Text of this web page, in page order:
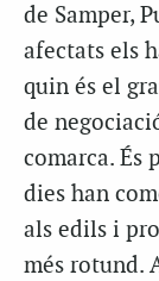
de Samper,
afectats els
quin és el
de
comarca. És
dies han
als edils i
més rotund.